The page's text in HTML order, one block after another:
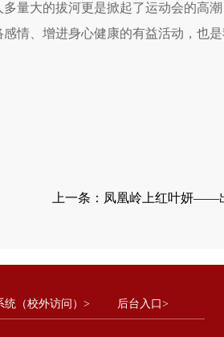
量大的拔河更是掀起了运动会的高
情、增进身心健康的有益活动，也
上一条： 凤凰岭上红叶妍——
统（校外访问）> 后台入口>